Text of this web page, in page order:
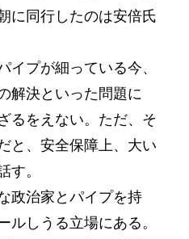
に同行したのは安倍氏
プが細っている今、
解決といった問題に
るをえない。ただ、そ
と、安全保障上、大い
す。
政治家とパイプを持
ルしうる立場にある。